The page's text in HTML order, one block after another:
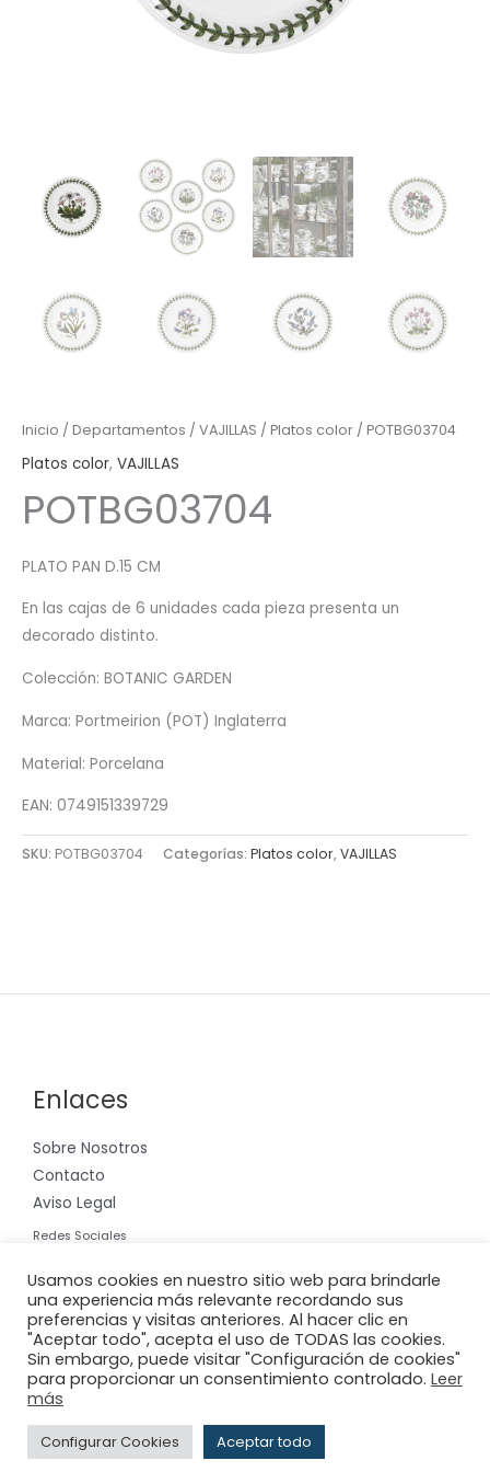
Inicio / Departamentos / VAJILLAS / Platos color / POTBG03704
Platos color, VAJILLAS
POTBG03704
PLATO PAN D.15 CM
En las cajas de 6 unidades cada pieza presenta un
decorado distinto.
Colección: BOTANIC GARDEN
Marca: Portmeirion (POT) Inglaterra
Material: Porcelana
EAN: 0749151339729
SKU: POTBG03704 Categorías: Platos color,VAJILLAS
Enlaces
Sobre Nosotros
Contacto
Aviso Legal
Redes Sociales
Copyright © 2026 Riera International, S.A.
Powered byAdderit S.L.
Usamos cookies en nuestro sitio web para brindarle
una experiencia más relevante recordando sus
preferencias y visitas anteriores. Al hacer clic en
"Aceptar todo", acepta el uso de TODAS las cookies.
Sin embargo, puede visitar "Configuración de cookies"
para proporcionar un consentimiento controlado. Leer
más
Configurar Cookies Aceptar todo